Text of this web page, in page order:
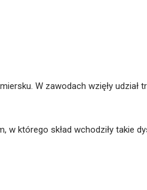
W zawodach wzięły udział
którego skład wchodziły takie